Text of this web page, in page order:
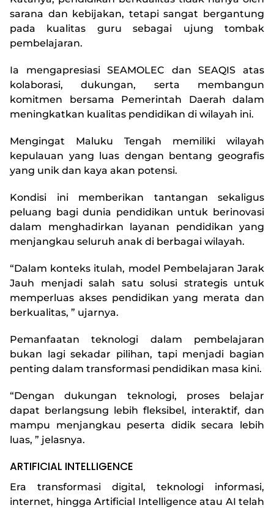
sarana dan kebijakan, tetapi sangat bergantung
pada kualitas guru sebagai ujung tombak
pembelajaran.
Ia mengapresiasi SEAMOLEC dan SEAQIS atas
kolaborasi, dukungan, serta membangun
komitmen bersama Pemerintah Daerah dalam
meningkatkan kualitas pendidikan di wilayah ini.
Mengingat Maluku Tengah memiliki wilayah
kepulauan yang luas dengan bentang geografis
yang unik dan kaya akan potensi.
Kondisi ini memberikan tantangan sekaligus
peluang bagi dunia pendidikan untuk berinovasi
dalam menghadirkan layanan pendidikan yang
menjangkau seluruh anak di berbagai wilayah.
“Dalam konteks itulah, model Pembelajaran Jarak
Jauh menjadi salah satu solusi strategis untuk
memperluas akses pendidikan yang merata dan
berkualitas, ” ujarnya.
Pemanfaatan teknologi dalam pembelajaran
bukan lagi sekadar pilihan, tapi menjadi bagian
penting dalam transformasi pendidikan masa kini.
“Dengan dukungan teknologi, proses belajar
dapat berlangsung lebih fleksibel, interaktif, dan
mampu menjangkau peserta didik secara lebih
luas, ” jelasnya.
ARTIFICIAL INTELLIGENCE
Era transformasi digital, teknologi informasi,
internet, hingga Artificial Intelligence atau AI telah